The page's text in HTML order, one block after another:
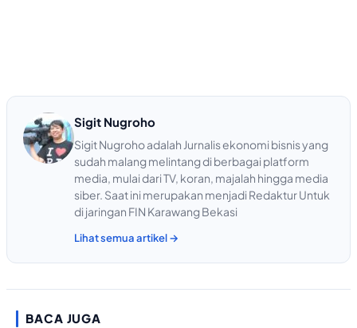
Sigit Nugroho
Sigit Nugroho adalah Jurnalis ekonomi bisnis yang
sudah malang melintang di berbagai platform
media, mulai dari TV, koran, majalah hingga media
siber. Saat ini merupakan menjadi Redaktur Untuk
di jaringan FIN Karawang Bekasi
Lihat semua artikel →
BACA JUGA